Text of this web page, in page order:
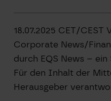
18.07.2025 CET/
Corporate News/
durch EQS News –
Für den Inhalt der
Herausgeber